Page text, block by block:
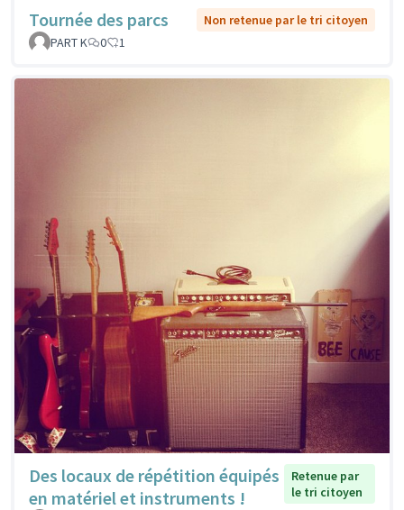
Tournée des parcs
Non retenue par le tri citoyen
PART K
0 1
Des locaux de répétition équipés
en matériel et instruments !
Retenue par
le tri citoyen